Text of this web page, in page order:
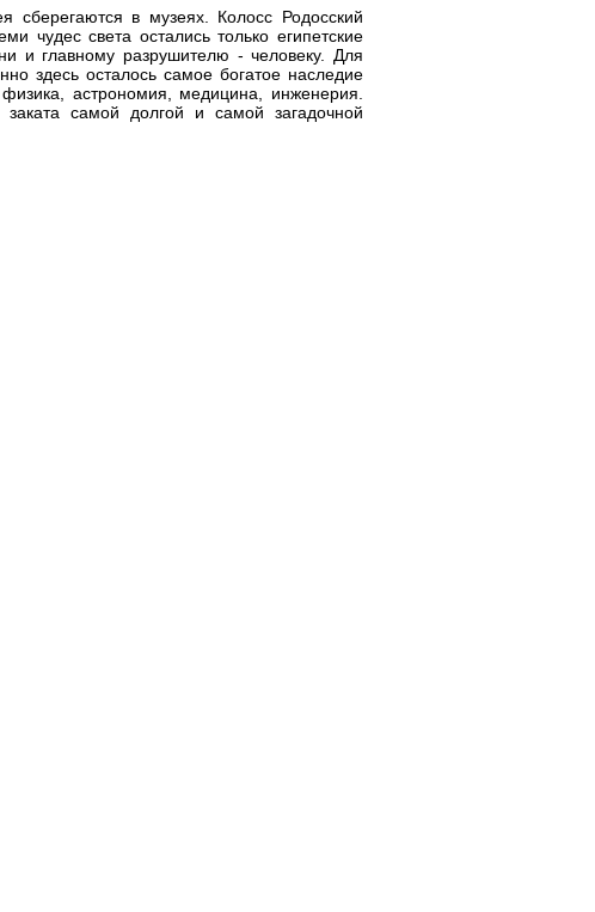
в музеях. Колосс Родосский
чудес света остались только египетские
и главному разрушителю - человеку. Для
здесь осталось самое богатое наследие
астрономия, медицина, инженерия.
самой долгой и самой загадочной